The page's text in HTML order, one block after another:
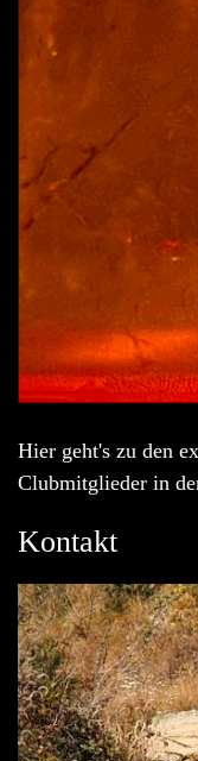
Hier geht's zu den
Clubmitglieder in
Kontakt